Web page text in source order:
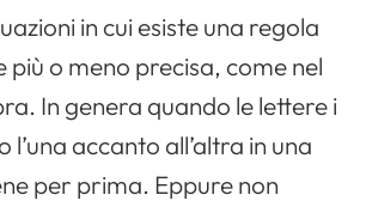
in cui esiste una regola
o meno precisa, come nel
In genera quando le lettere i
l’una accanto all’altra in una
per prima. Eppure non